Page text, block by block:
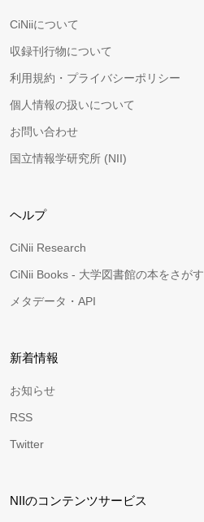
CiNiiについて
収録刊行物について
利用規約・プライバシーポリシー
個人情報の扱いについて
お問い合わせ
国立情報学研究所 (NII)
ヘルプ
CiNii Research
CiNii Books - 大学図書館の本をさがす
メタデータ・API
新着情報
お知らせ
RSS
Twitter
NIIのコンテンツサービス